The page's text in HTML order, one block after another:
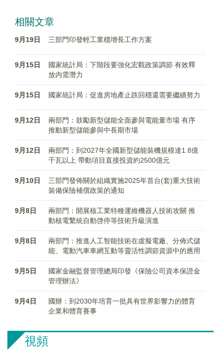
相關文章
9月19日 三部門印發輕工業穩增長工作方案
9月15日
國家統計局：下階段要強化宏觀政策調節 有效釋
放内需潛力
9月15日 國家統計局：促進房地產止跌回穩還需要繼續努力
9月12日
兩部門：鼓勵新型儲能全面參與電能量市場 有序
推動新型儲能參與中長期市場
9月12日
兩部門：到2027年全國新型儲能裝機規模達1.8億
千瓦以上 帶動項目直接投資約2500億元
9月10日
三部門發佈關於組織實施2025年首台(套)重大技術
裝備保險補償政策的通知
9月8日
兩部門：開展核工業特種運維機器人技術攻關 推
動核電繫統自動啓停等技術升級演進
9月8日
兩部門：推進人工智能技術在虛擬電廠、分佈式儲
能、電動汽車車網互動等靈活性調節資源中的應用
9月5日
國家金融監督管理總局印發《保險公司資本保證金
管理辦法》
9月4日
國辦：到2030年培育一批具有世界影響力的體育
企業和體育賽事
視頻